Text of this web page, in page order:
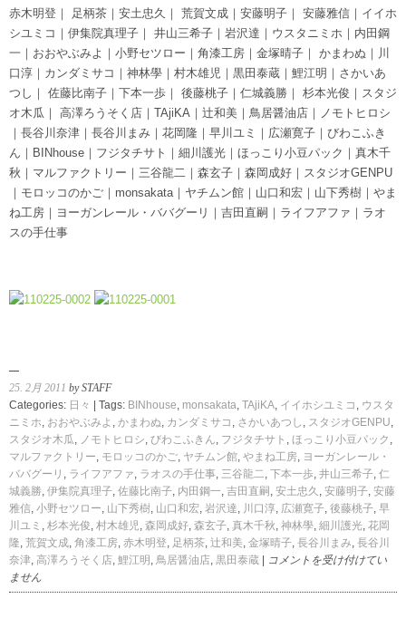
赤木明登｜ 足柄茶｜安土忠久｜ 荒賀文成｜安藤明子｜ 安藤雅信｜イイホ
シユミコ｜伊集院真理子｜ 井山三希子｜岩沢達｜ウスタニミホ｜内田鋼
一｜おおやぶみよ｜小野セツロー｜角漆工房｜金塚晴子｜ かまわぬ｜川
口淳｜カンダミサコ｜神林學｜村木雄児｜黒田泰蔵｜鯉江明｜さかいあ
つし｜ 佐藤比南子｜下本一歩｜ 後藤桃子｜仁城義勝｜ 杉本光俊｜スタジ
オ木瓜｜ 高澤ろうそく店｜TAjiKA｜辻和美｜鳥居醤油店｜ノモトヒロシ
｜長谷川奈津｜長谷川まみ｜花岡隆｜早川ユミ｜広瀬寛子｜びわこふき
ん｜BINhouse｜フジタチサト｜細川護光｜ほっこり小豆パック｜真木千
秋｜マルファクトリー｜三谷龍二｜森玄子｜森岡成好｜スタジオGENPU
｜モロッコのかご｜monsakata｜ヤチムン館｜山口和宏｜山下秀樹｜やま
ね工房｜ヨーガンレール・ババグーリ｜吉田直嗣｜ライフアファ｜ラオ
スの手仕事
25. 2月 2011 by STAFF
Categories: 日々 | Tags: BINhouse, monsakata, TAjiKA, イイホシユミコ , ウスタ
ニミホ, おおやぶみよ , かまわぬ, カンダミサコ , さかいあつし , スタジオGENPU,
スタジオ木瓜, ノモトヒロシ, びわこふきん, フジタチサト , ほっこり小豆パック ,
マルファクトリー, モロッコのかご, ヤチムン館, やまね工房, ヨーガンレール・
ババグーリ , ライフアファ, ラオスの手仕事, 三谷龍二, 下本一歩, 井山三希子, 仁
城義勝, 伊集院真理子, 佐藤比南子, 内田鋼一, 吉田直嗣 , 安土忠久 , 安藤明子, 安藤
雅信, 小野セツロー, 山下秀樹, 山口和宏, 岩沢達, 川口淳, 広瀬寛子, 後藤桃子, 早
川ユミ , 杉本光俊, 村木雄児, 森岡成好, 森玄子, 真木千秋, 神林學, 細川護光, 花岡
隆, 荒賀文成, 角漆工房, 赤木明登, 足柄茶, 辻和美, 金塚晴子, 長谷川まみ, 長谷川
奈津, 高澤ろうそく店, 鯉江明 , 鳥居醤油店, 黒田泰蔵
菜
花
コメントを受け付けてい
ません